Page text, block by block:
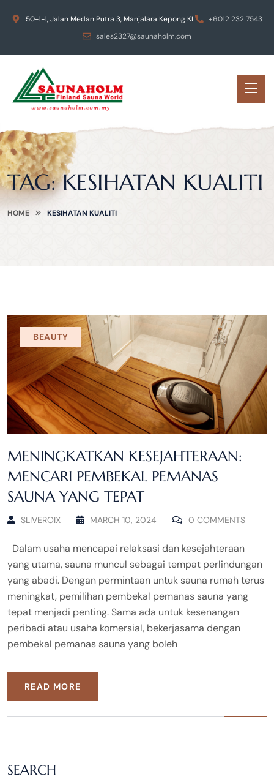
50-1-1, Jalan Medan Putra 3, Manjalara Kepong KL
+6012 232 7543
sales2327@saunaholm.com
TAG:KESIHATAN KUALITI
HOME KESIHATAN KUALITI
BEAUTY
MENINGKATKAN KESEJAHTERAAN:
MENCARI PEMBEKAL PEMANAS
SAUNA YANG TEPAT
SLIVEROIX MARCH 10, 2024 0 COMMENTS
Dalam usaha mencapai relaksasi dan kesejahteraan
yang utama, sauna muncul sebagai tempat perlindungan
yang abadi. Dengan permintaan untuk sauna rumah terus
meningkat, pemilihan pembekal pemanas sauna yang
tepat menjadi penting. Sama ada untuk kesenangan
peribadi atau usaha komersial, bekerjasama dengan
pembekal pemanas sauna yang boleh
READ MORE
SEARCH